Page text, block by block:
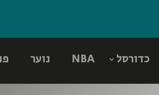
כדורסל NBA נוער